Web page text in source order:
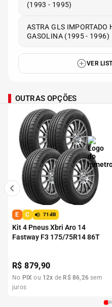
(1993 - 1995)
ASTRA GLS IMPORTADO
GASOLINA (1995 - 1996)
VER
OUTRAS OPÇÕES
E C 71dB
Kit 4 Pneus Xbri Aro 14
Fastway F3 175/75R14 86T
R$879,90
No PIX ou 12x de R$ 86,26 sem
juros